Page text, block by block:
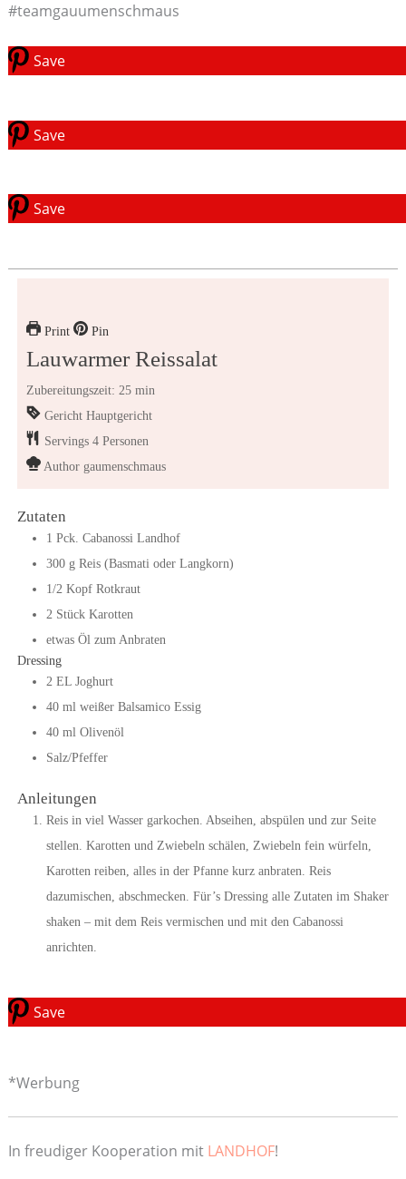
#teamgauumenschmaus
Save
Save
Save
Print Pin
Lauwarmer Reissalat
Zubereitungszeit: 25 min
Gericht Hauptgericht
Servings 4 Personen
Author gaumenschmaus
Zutaten
1 Pck. Cabanossi Landhof
300 g Reis (Basmati oder Langkorn)
1/2 Kopf Rotkraut
2 Stück Karotten
etwas Öl zum Anbraten
Dressing
2 EL Joghurt
40 ml weißer Balsamico Essig
40 ml Olivenöl
Salz/Pfeffer
Anleitungen
Reis in viel Wasser garkochen. Abseihen, abspülen und zur Seite
stellen. Karotten und Zwiebeln schälen, Zwiebeln fein würfeln,
Karotten reiben, alles in der Pfanne kurz anbraten. Reis
dazumischen, abschmecken. Für’s Dressing alle Zutaten im Shaker
shaken – mit dem Reis vermischen und mit den Cabanossi
anrichten.
Save
*Werbung
In freudiger Kooperation mit LANDHOF!